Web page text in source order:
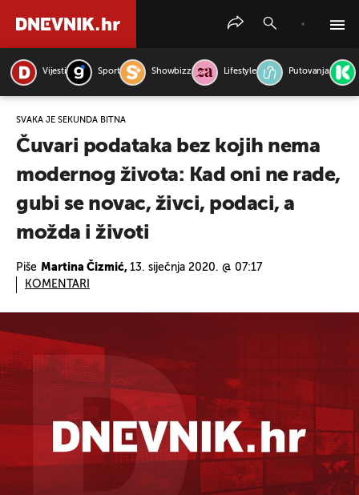
Vijesti Sport Showbizz Lifestyle Putovanja
SVAKA JE SEKUNDA BITNA
Čuvari podataka bez kojih nema
modernog života: Kad oni ne rade,
gubi se novac, živci, podaci, a
možda i životi
Piše Martina Čizmić, 13. siječnja 2020. @ 07:17
KOMENTARI
PRETRAŽITE VIJESTI